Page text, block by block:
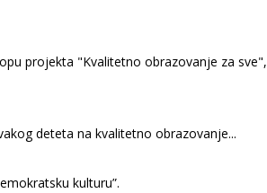
projekta "Kvalitetno obrazovanje za sve",
deteta na kvalitetno obrazovanje...
kulturu”.